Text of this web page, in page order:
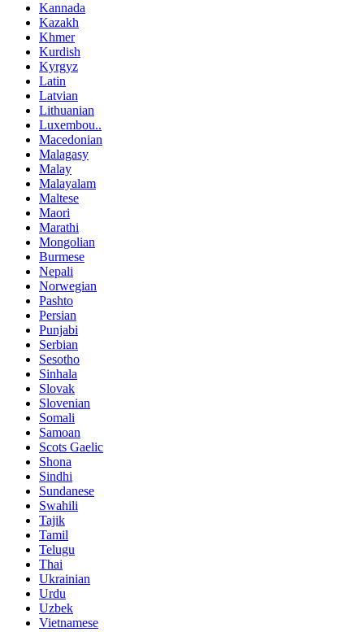
Kannada
Kazakh
Khmer
Kurdish
Kyrgyz
Latin
Latvian
Lithuanian
Luxembou..
Macedonian
Malagasy
Malay
Malayalam
Maltese
Maori
Marathi
Mongolian
Burmese
Nepali
Norwegian
Pashto
Persian
Punjabi
Serbian
Sesotho
Sinhala
Slovak
Slovenian
Somali
Samoan
Scots Gaelic
Shona
Sindhi
Sundanese
Swahili
Tajik
Tamil
Telugu
Thai
Ukrainian
Urdu
Uzbek
Vietnamese